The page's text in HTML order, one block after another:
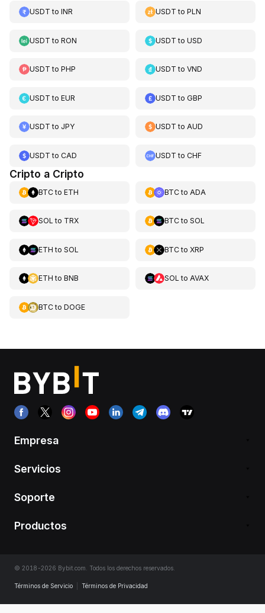
USDT to INR USDT toPLN
USDT to RON USDT toUSD
USDT to PHP USDT toVND
USDT to EUR USDT toGBP
USDT to JPY USDT toAUD
USDT to CAD USDT toCHF
Cripto a Cripto
BTCto ETH BTCto ADA
SOL to TRX BTCto SOL
ETH to SOL BTCto XRP
ETH to BNB SOL to AVAX
BTCto DOGE
Empresa
Servicios
Soporte
Productos
© 2018-2026 Bybit.com. Todos los derechos reservados.
Términos de Servicio Términos de Privacidad